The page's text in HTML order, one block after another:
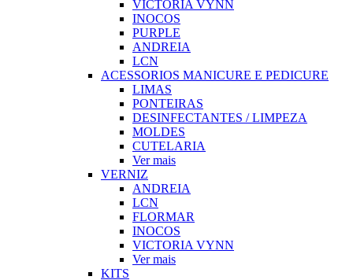
VICTORIA VYNN
INOCOS
PURPLE
ANDREIA
LCN
ACESSORIOS MANICURE E PEDICURE
LIMAS
PONTEIRAS
DESINFECTANTES / LIMPEZA
MOLDES
CUTELARIA
Ver mais
VERNIZ
ANDREIA
LCN
FLORMAR
INOCOS
VICTORIA VYNN
Ver mais
KITS